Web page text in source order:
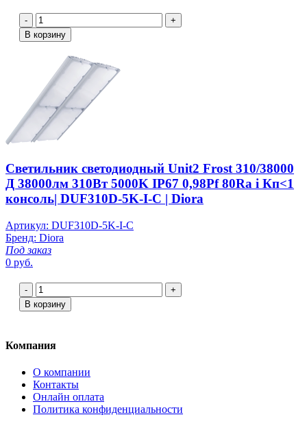
-
+
В корзину
Светильник светодиодный Unit2 Frost 310/38000
Д 38000лм 310Вт 5000K IP67 0,98Pf 80Ra i Кп<1
консоль| DUF310D-5K-I-C | Diora
Артикул: DUF310D-5K-I-C
Бренд: Diora
Под заказ
0 руб.
-
+
В корзину
Компания
О компании
Контакты
Онлайн оплата
Политика конфиденциальности